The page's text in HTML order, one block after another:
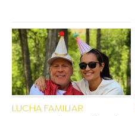
LUCHA FAMILIAR